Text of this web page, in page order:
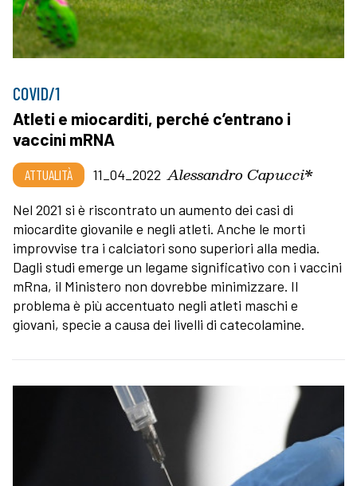
COVID/1
Atleti e miocarditi, perché c’entrano i
vaccini mRNA
ATTUALITÀ 11_04_2022 Alessandro Capucci*
Nel 2021 si è riscontrato un aumento dei casi di
miocardite giovanile e negli atleti. Anche le morti
improvvise tra i calciatori sono superiori alla media.
Dagli studi emerge un legame significativo con i vaccini
mRna, il Ministero non dovrebbe minimizzare. Il
problema è più accentuato negli atleti maschi e
giovani, specie a causa dei livelli di catecolamine.